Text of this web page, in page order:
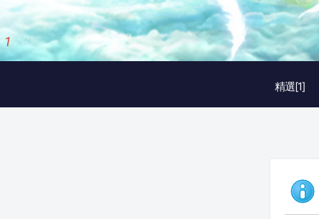
精選[1]
1 / 3